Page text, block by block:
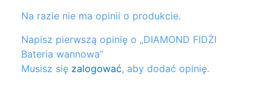
Na razie nie ma opinii o produkcie.
Napisz pierwszą opinię o „DIAMOND FIDŻI
Bateria wannowa”
Musisz się zalogować, aby dodać opinię.